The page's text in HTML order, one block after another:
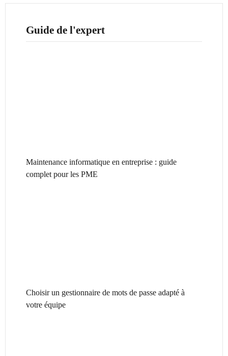
Guide de l'expert
Maintenance informatique en entreprise : guide
complet pour les PME
Choisir un gestionnaire de mots de passe adapté à
votre équipe